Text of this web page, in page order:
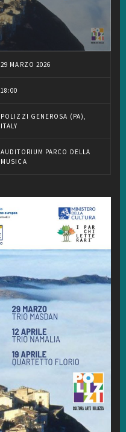
29 MARZO 2026
18:00
POLIZZI GENEROSA (PA),
ITALY
AUDITORIUM PARCO DELLA
MUSICA